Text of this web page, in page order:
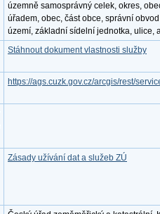
územně samosprávný celek, okres,
úřadem, obec, část obce, správní
území, základní sídelní jednotka, ulice,
Stáhnout dokument vlastnosti služby
https://ags.cuzk.gov.cz/arcgis/rest/
Zásady užívání dat a služeb ZÚ